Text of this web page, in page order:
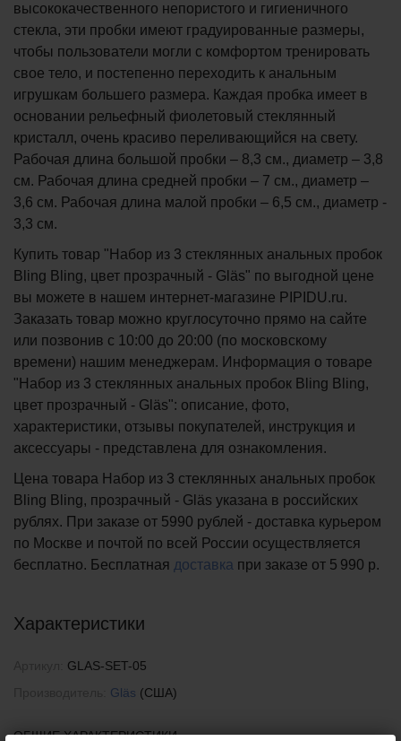
высококачественного непористого и гигиеничного
стекла, эти пробки имеют градуированные размеры,
чтобы пользователи могли с комфортом тренировать
свое тело, и постепенно переходить к анальным
игрушкам большего размера. Каждая пробка имеет в
основании рельефный фиолетовый стеклянный
кристалл, очень красиво переливающийся на свету.
Рабочая длина большой пробки – 8,3 см., диаметр – 3,8
см. Рабочая длина средней пробки – 7 см., диаметр –
3,6 см. Рабочая длина малой пробки – 6,5 см., диаметр -
3,3 см.
Купить товар "Набор из 3 стеклянных анальных пробок
Bling Bling, цвет прозрачный - Gläs" по выгодной цене
вы можете в нашем интернет-магазине PIPIDU.ru.
Заказать товар можно круглосуточно прямо на сайте
или позвонив с 10:00 до 20:00 (по московскому
времени) нашим менеджерам. Информация о товаре
"Набор из 3 стеклянных анальных пробок Bling Bling,
цвет прозрачный - Gläs": описание, фото,
характеристики, отзывы покупателей, инструкция и
аксессуары - представлена для ознакомления.
Цена товара Набор из 3 стеклянных анальных пробок
Bling Bling, прозрачный - Gläs указана в российских
рублях. При заказе от 5990 рублей - доставка курьером
по Москве и почтой по всей России осуществляется
бесплатно. Бесплатная доставка при заказе от 5 990 р.
Характеристики
GLAS-SET-05
Gläs (США)
ОБЩИЕ ХАРАКТЕРИСТИКИ